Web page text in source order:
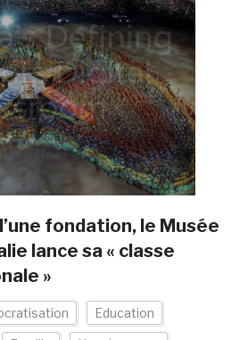
fondation, le Musée
lance sa « classe
»
Education